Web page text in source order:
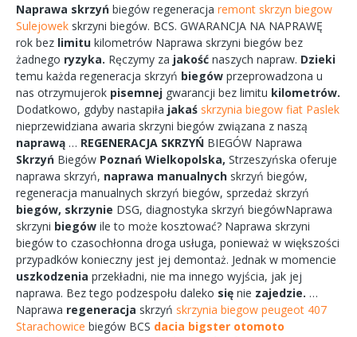
Naprawa skrzyń biegów regeneracja remont skrzyn biegow
Sulejowek skrzyni biegów. BCS. GWARANCJA NA NAPRAWĘ
rok bez limitu kilometrów Naprawa skrzyni biegów bez
żadnego ryzyka. Ręczymy za jakość naszych napraw. Dzieki
temu każda regeneracja skrzyń biegów przeprowadzona u
nas otrzymujerok pisemnej gwarancji bez limitu kilometrów.
Dodatkowo, gdyby nastapiła jakaś skrzynia biegow fiat Paslek
nieprzewidziana awaria skrzyni biegów związana z naszą
naprawą … REGENERACJA SKRZYŃ BIEGÓW Naprawa
Skrzyń Biegów Poznań Wielkopolska, Strzeszyńska oferuje
naprawa skrzyń, naprawa manualnych skrzyń biegów,
regeneracja manualnych skrzyń biegów, sprzedaż skrzyń
biegów, skrzynie DSG, diagnostyka skrzyń biegówNaprawa
skrzyni biegów ile to może kosztować? Naprawa skrzyni
biegówto czasochłonna droga usługa, ponieważ w większości
przypadków konieczny jest jej demontaż. Jednak w momencie
uszkodzenia przekładni, nie ma innego wyjścia, jak jej
naprawa. Bez tego podzespołu daleko się nie zajedzie. …
Naprawa regeneracja skrzyń skrzynia biegow peugeot 407
Starachowice biegów BCS dacia bigster otomoto